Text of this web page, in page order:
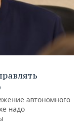
автономного
надо